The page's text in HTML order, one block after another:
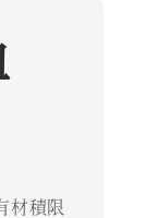
材積限